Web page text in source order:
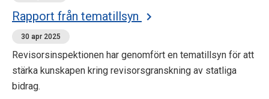
Rapport från tematillsyn
30 apr 2025
Revisorsinspektionen har genomfört en tematillsyn för att
stärka kunskapen kring revisorsgranskning av statliga
bidrag.